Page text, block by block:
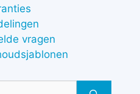
vragen